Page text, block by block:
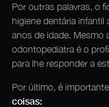
Por outras palavras, o
higiene dentária
anos de idade. Mesmo
odontopediatra é o
para lhe responder a
Por último, é importante
coisas: